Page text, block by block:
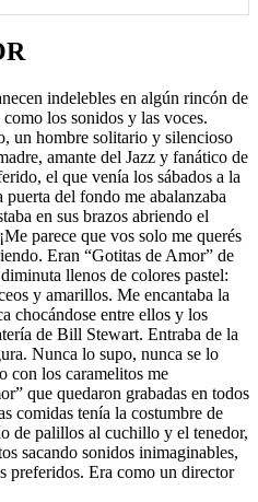
indelebles en algún rincón de
los sonidos y las voces.
un hombre solitario y silencioso
amante del Jazz y fanático de
el que venía los sábados a la
del fondo me abalanzaba
en sus brazos abriendo el
parece que vos solo me querés
Eran “Gotitas de Amor” de
llenos de colores pastel:
y amarillos. Me encantaba la
chocándose entre ellos y los
de Bill Stewart. Entraba de la
Nunca lo supo, nunca se lo
con los caramelitos me
que quedaron grabadas en todos
comidas tenía la costumbre de
de palillos al cuchillo y el tenedor,
sacando sonidos inimaginables,
preferidos. Era como un director